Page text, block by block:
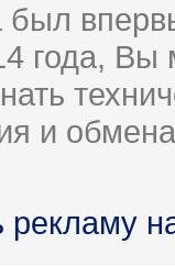
был
года,
и
рекламу